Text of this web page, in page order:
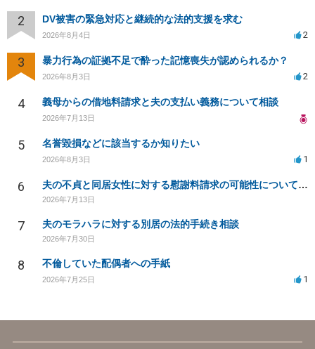
2 DV被害の緊急対応と継続的な法的支援を求む
2026年8月4日 2
3 暴力行為の証拠不足で酔った記憶喪失が認められるか？
2026年8月3日 2
4 義母からの借地料請求と夫の支払い義務について相談
2026年7月13日
5 名誉毀損などに該当するか知りたい
2026年8月3日 1
6 夫の不貞と同居女性に対する慰謝料請求の可能性について相談
2026年7月13日
7 夫のモラハラに対する別居の法的手続き相談
2026年7月30日
8 不倫していた配偶者への手紙
2026年7月25日 1